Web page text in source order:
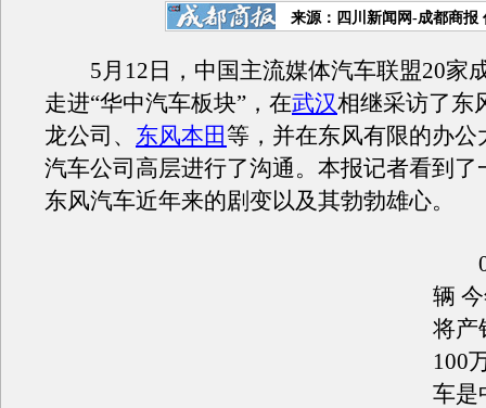
来源：四川新闻网-成都商报
5月12日，中国主流媒体汽车联盟20家
走进“华中汽车板块”，在武汉相继采访了东
龙公司、 东风本田等，并在东风有限的办公
汽车公司高层进行了沟通。本报记者看到了
东风汽车近年来的剧变以及其勃勃雄心。
07
辆
将产
100
车是